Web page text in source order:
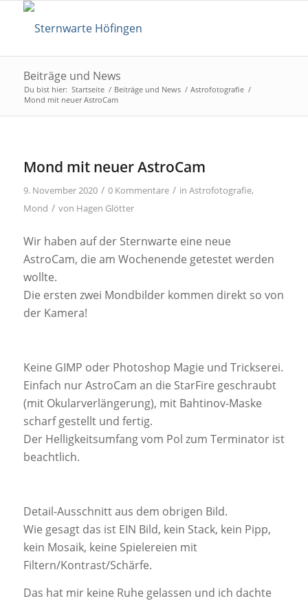
Beiträge und News
Du bist hier: Startseite / Beiträge und News / Astrofotografie /
Mond mit neuer AstroCam
Mond mit neuer AstroCam
9. November 2020 / 0 Kommentare / in Astrofotografie,
Mond / von Hagen Glötter
Wir haben auf der Sternwarte eine neue
AstroCam, die am Wochenende getestet werden
wollte.
Die ersten zwei Mondbilder kommen direkt so von
der Kamera!
Keine GIMP oder Photoshop Magie und Trickserei.
Einfach nur AstroCam an die StarFire geschraubt
(mit Okularverlängerung), mit Bahtinov-Maske
scharf gestellt und fertig.
Der Helligkeitsumfang vom Pol zum Terminator ist
beachtlich.
Detail-Ausschnitt aus dem obrigen Bild.
Wie gesagt das ist EIN Bild, kein Stack, kein Pipp,
kein Mosaik, keine Spielereien mit
Filtern/Kontrast/Schärfe.
Das hat mir keine Ruhe gelassen und ich dachte